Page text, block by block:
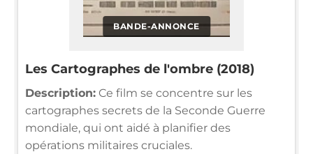
BANDE-ANNONCE
Les Cartographes de l'ombre (2018)
Description: Ce film se concentre sur les
cartographes secrets de la Seconde Guerre
mondiale, qui ont aidé à planifier des
opérations militaires cruciales.